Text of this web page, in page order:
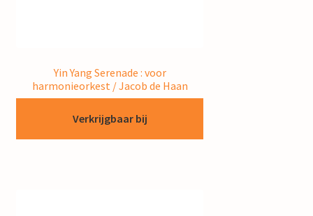
Yin Yang Serenade : voor
harmonieorkest / Jacob de Haan
Verkrijgbaar bij